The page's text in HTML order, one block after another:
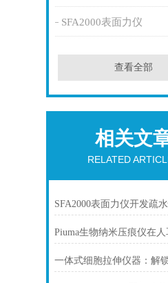
SFA2000表面力仪
查看全部
相关文
RELATED